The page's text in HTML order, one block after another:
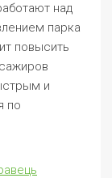
над
парка
повысить
и
по